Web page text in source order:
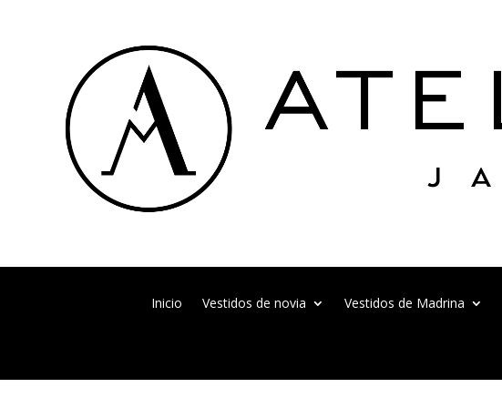
Inicio Vestidos de novia Vestidos de Madrina